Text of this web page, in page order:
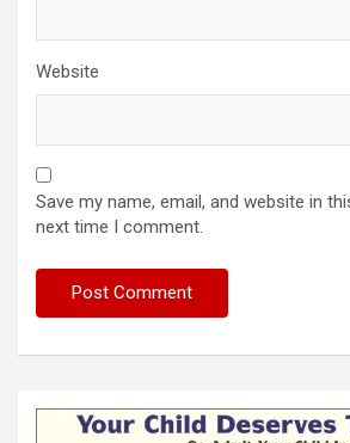
Website
Save my name, email, and website in
next time I comment.